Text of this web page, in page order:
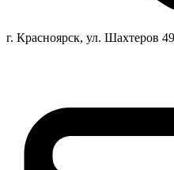
г. Красноярск, ул. Шахтеров